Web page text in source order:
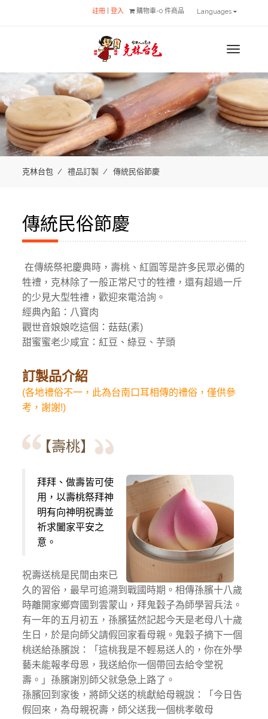
註冊 登入 購物車-0 件商品 Languages
MENU
克林台包 禮品訂製 傳統民俗節慶
傳統民俗節慶
在傳統祭祀慶典時，壽桃、紅圓等是許多民眾必備的
牲禮，克林除了一般正常尺寸的牲禮，還有超過一斤
的少見大型牲禮，歡迎來電洽詢。
經典內餡：八寶肉
觀世音娘娘吃這個：菇菇(素)
甜蜜蜜老少咸宜：紅豆、綠豆、芋頭
訂製品介紹
(各地禮俗不一，此為台南口耳相傳的禮俗，僅供參
考，謝謝!)
【壽桃】
拜拜、做壽皆可使
用，以壽桃祭拜神
明有向神明祝壽並
祈求闔家平安之
意。
祝壽送桃是民間由來已
久的習俗，最早可追溯到戰國時期。相傳孫臏十八歲
時離開家鄉齊國到雲蒙山，拜鬼穀子為師學習兵法。
有一年的五月初五，孫臏猛然記起今天是老母八十歲
生日，於是向師父請假回家看母親。鬼穀子摘下一個
桃送給孫臏說：「這桃我是不輕易送人的，你在外學
藝未能報孝母恩，我送給你一個帶回去給令堂祝
壽。」孫臏謝別師父就急急上路了。
孫臏回到家後，將師父送的桃獻給母親說：「今日告
假回來，為母親祝壽，師父送我一個桃孝敬母